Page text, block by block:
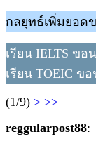
กลยุทธ์เพิ่มยอด
เรียน IELTS ข
เรียน TOEIC ข
(1/9) > >>
reggularpost88: